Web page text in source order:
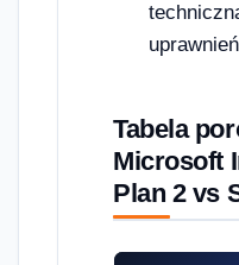
Tabela
Microsoft
Plan 2 vs